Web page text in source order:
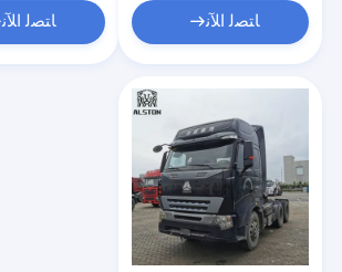
ﺎﺘﺼﻟ ﺍﻶﻧ ﺎﺘﺼﻟ ﺍﻶﻧ